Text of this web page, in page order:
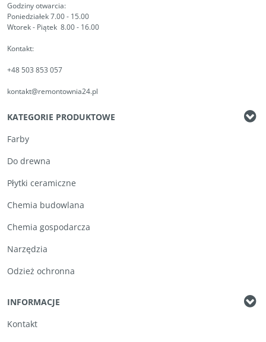
Godziny otwarcia:
Poniedziałek 7.00 - 15.00
Wtorek - Piątek 8.00 - 16.00
Kontakt:
+48 503 853 057
kontakt@remontownia24.pl
KATEGORIE PRODUKTOWE
Farby
Do drewna
Płytki ceramiczne
Chemia budowlana
Chemia gospodarcza
Narzędzia
Odzież ochronna
INFORMACJE
Kontakt